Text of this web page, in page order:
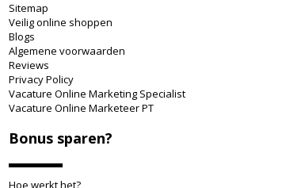
Sitemap
Veilig online shoppen
Blogs
Algemene voorwaarden
Reviews
Privacy Policy
Vacature Online Marketing Specialist
Vacature Online Marketeer PT
Bonus sparen?
Hoe werkt het?